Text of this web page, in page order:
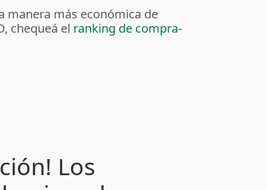
manera más económica de
chequeá el ranking de compra-
Los